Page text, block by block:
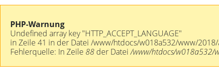
PHP-Warnung
Undefined array key "HTTP_ACCEPT_LANGUAGE"
in Zeile 41 in der Datei /www/htdocs/w018a532/www/
Fehlerquelle: In Zeile 88 der Datei/www/htdocs/w018a532/